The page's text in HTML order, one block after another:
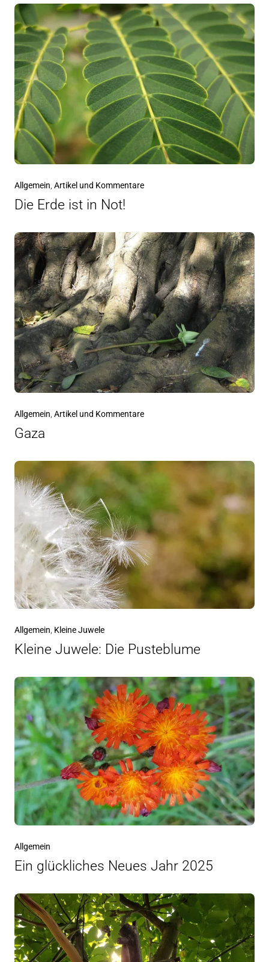
Allgemein Artikel und Kommentare
Die Erde ist in Not!
Allgemein Artikel und Kommentare
Gaza
Allgemein, Kleine Juwele
Kleine Juwele: Die Pusteblume
Allgemein
Ein glückliches Neues Jahr 2025